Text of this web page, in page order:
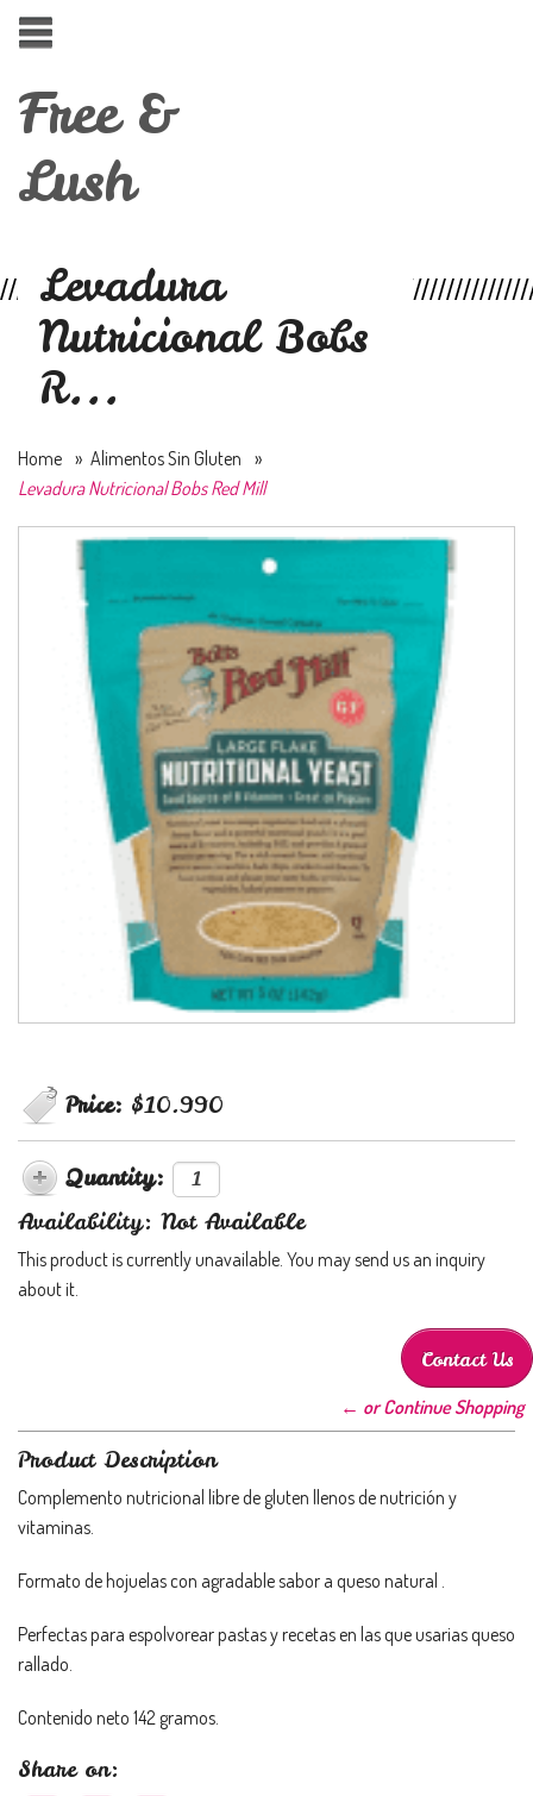
Free &
Lush
Levadura
Nutricional Bobs
R...
Home » Alimentos Sin Gluten »
Levadura Nutricional Bobs Red Mill
Price: $10.990
Quantity:
Availability: Not Available
This product is currently unavailable. You may send us an inquiry
about it.
Contact Us
← or Continue Shopping
Product Description
Complemento nutricional libre de gluten llenos de nutrición y
vitaminas.
Formato de hojuelas con agradable sabor a queso natural .
Perfectas para espolvorear pastas y recetas en las que usarias queso
rallado.
Contenido neto 142 gramos.
Share on: